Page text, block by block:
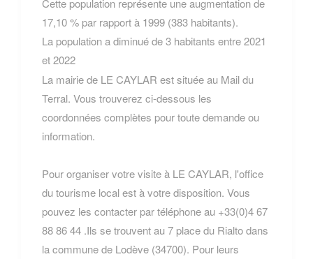
Cette population représente une augmentation de
17,10 % par rapport à 1999 (383 habitants).
La population a diminué de 3 habitants entre 2021
et 2022
La mairie de LE CAYLAR est située au Mail du
Terral. Vous trouverez ci-dessous les
coordonnées complètes pour toute demande ou
information.
Pour organiser votre visite à LE CAYLAR, l'office
du tourisme local est à votre disposition. Vous
pouvez les contacter par téléphone au +33(0)4 67
88 86 44 .Ils se trouvent au 7 place du Rialto dans
la commune de Lodève (34700). Pour leurs